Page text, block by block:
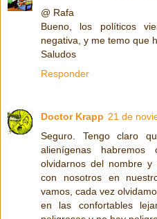
@ Rafa
Bueno, los políticos
negativa, y me temo que
Saludos
Responder
Doctor Krapp 21 de
Seguro. Tengo claro
alienígenas
olvidarnos del nombre
con nosotros en
vamos, cada vez
en las confortables